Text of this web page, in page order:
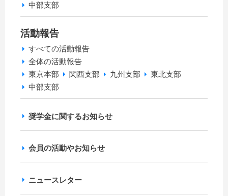
中部支部
活動報告
すべての活動報告
全体の活動報告
東京本部
関西支部 九州支部
東北支部
中部支部
奨学金に関するお知らせ
会員の活動やお知らせ
ニュースレター